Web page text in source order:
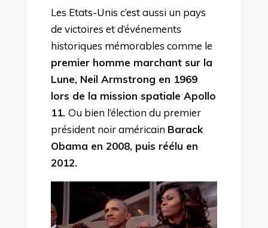
Les Etats-Unis c’est aussi un pays
de victoires et d’événements
historiques mémorables comme le
premier homme marchant sur la
Lune, Neil Armstrong en 1969
lors de la mission spatiale Apollo
11. Ou bien l’élection du premier
président noir américain Barack
Obama en 2008, puis réélu en
2012.